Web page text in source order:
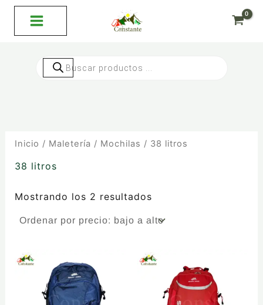
contenido
Búsqueda
productos
Inicio / Maletería / Mochilas / 38 litros
38 litros
Mostrando los 2 resultados
Este
producto
múltiples
Este
producto
múltiples